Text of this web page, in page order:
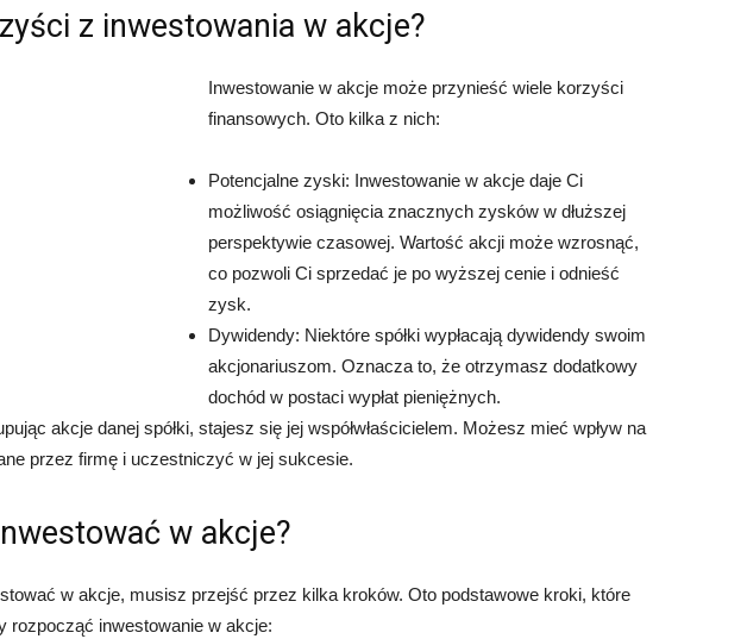
z inwestowania w akcje?
Inwestowanie w akcje może przynieść wiele korzyści
finansowych. Oto kilka z nich:
Potencjalne zyski: Inwestowanie w akcje daje Ci
możliwość osiągnięcia znacznych zysków w dłuższej
perspektywie czasowej. Wartość akcji może wzrosnąć,
co pozwoli Ci sprzedać je po wyższej cenie i odnieść
zysk.
Dywidendy: Niektóre spółki wypłacają dywidendy swoim
akcjonariuszom. Oznacza to, że otrzymasz dodatkowy
dochód w postaci wypłat pieniężnych.
akcje danej spółki, stajesz się jej współwłaścicielem. Możesz mieć wpływ na
przez firmę i uczestniczyć w jej sukcesie.
w akcje?
w akcje, musisz przejść przez kilka kroków. Oto podstawowe kroki, które
rozpocząć inwestowanie w akcje: